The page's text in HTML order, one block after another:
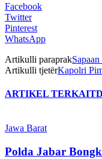
Facebook
Twitter
Pinterest
WhatsApp
Artikulli paraprak
Artikulli tjetërKapolri
ARTIKEL TERKAIT
Jawa Barat
Polda Jabar